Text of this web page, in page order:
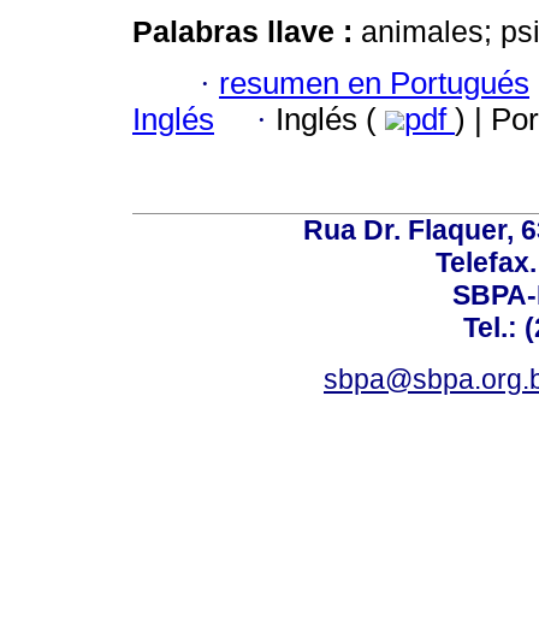
Palabras llave : animales;
· resumen en Portugués
Inglés
· Inglés ( pdf ) |
Rua Dr. Flaquer,
Tel.: